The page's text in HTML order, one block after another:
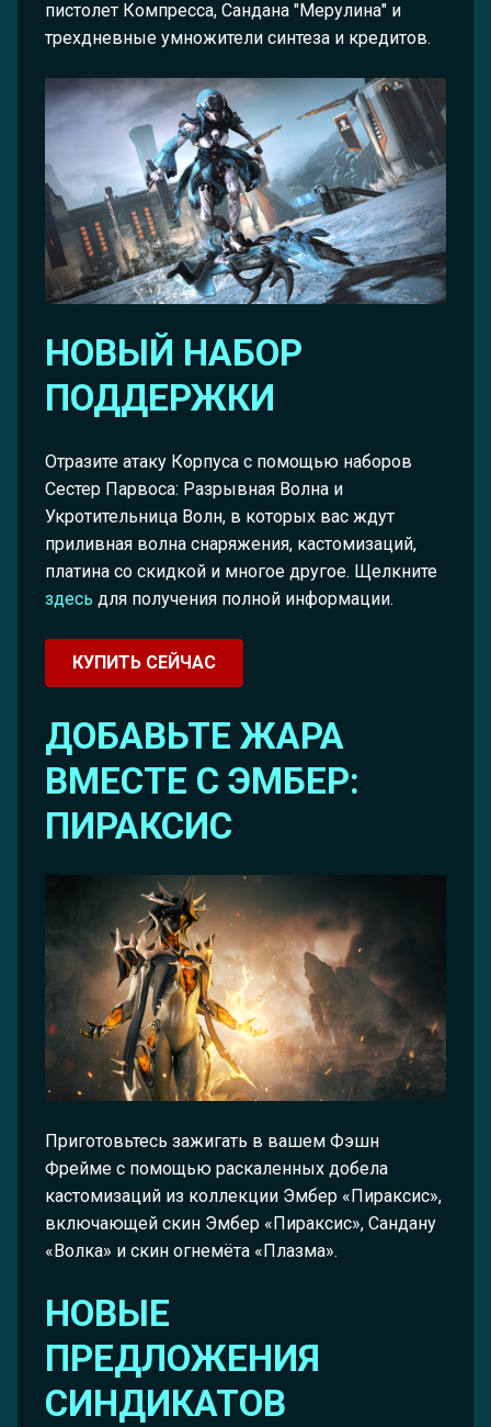
пистолет Компресса, Сандана "Мерулина" и
трехдневные умножители синтеза и кредитов.
НОВЫЙ НАБОР
ПОДДЕРЖКИ
Отразите атаку Корпуса с помощью наборов
Сестер Парвоса: Разрывная Волна и
Укротительница Волн, в которых вас ждут
приливная волна снаряжения, кастомизаций,
платина со скидкой и многое другое. Щелкните
здесь для получения полной информации.
КУПИТЬ СЕЙЧАС
ДОБАВЬТЕ ЖАРА
ВМЕСТЕ С ЭМБЕР:
ПИРАКСИС
Приготовьтесь зажигать в вашем Фэшн
Фрейме с помощью раскаленных добела
кастомизаций из коллекции Эмбер «Пираксис»,
включающей скин Эмбер «Пираксис», Сандану
«Волка» и скин огнемёта «Плазма».
НОВЫЕ
ПРЕДЛОЖЕНИЯ
СИНДИКАТОВ